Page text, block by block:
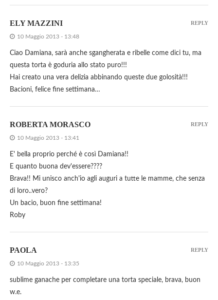
ELY MAZZINI
10 Maggio 2013 - 13:48
Ciao Damiana, sarà anche sgangherata e ribelle come dici tu, ma
questa torta è goduria allo stato puro!!!
Hai creato una vera delizia abbinando queste due golosità!!!
Bacioni, felice fine settimana…
REPLY
ROBERTA MORASCO
10 Maggio 2013 - 13:41
E' bella proprio perché è così Damiana!!
E quanto buona dev'essere????
Brava!! Mi unisco anch'io agli auguri a tutte le mamme, che senza
di loro..vero?
Un bacio, buon fine settimana!
Roby
REPLY
PAOLA
10 Maggio 2013 - 13:35
sublime ganache per completare una torta speciale, brava, buon
w.e.
REPLY